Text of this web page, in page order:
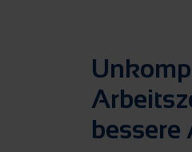
bessere